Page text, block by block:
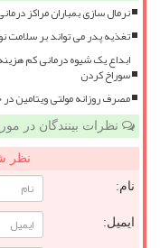
نرمال سازی بمباران مراکز
تغذیه پدر می تواند بر سلامت
ابداع یک شیوه درمانی کم
سوراخ کردن
مصرف روزانه مولتی ویتامین
نظرات بینندگان در
نظر
نام:
ایمیل: